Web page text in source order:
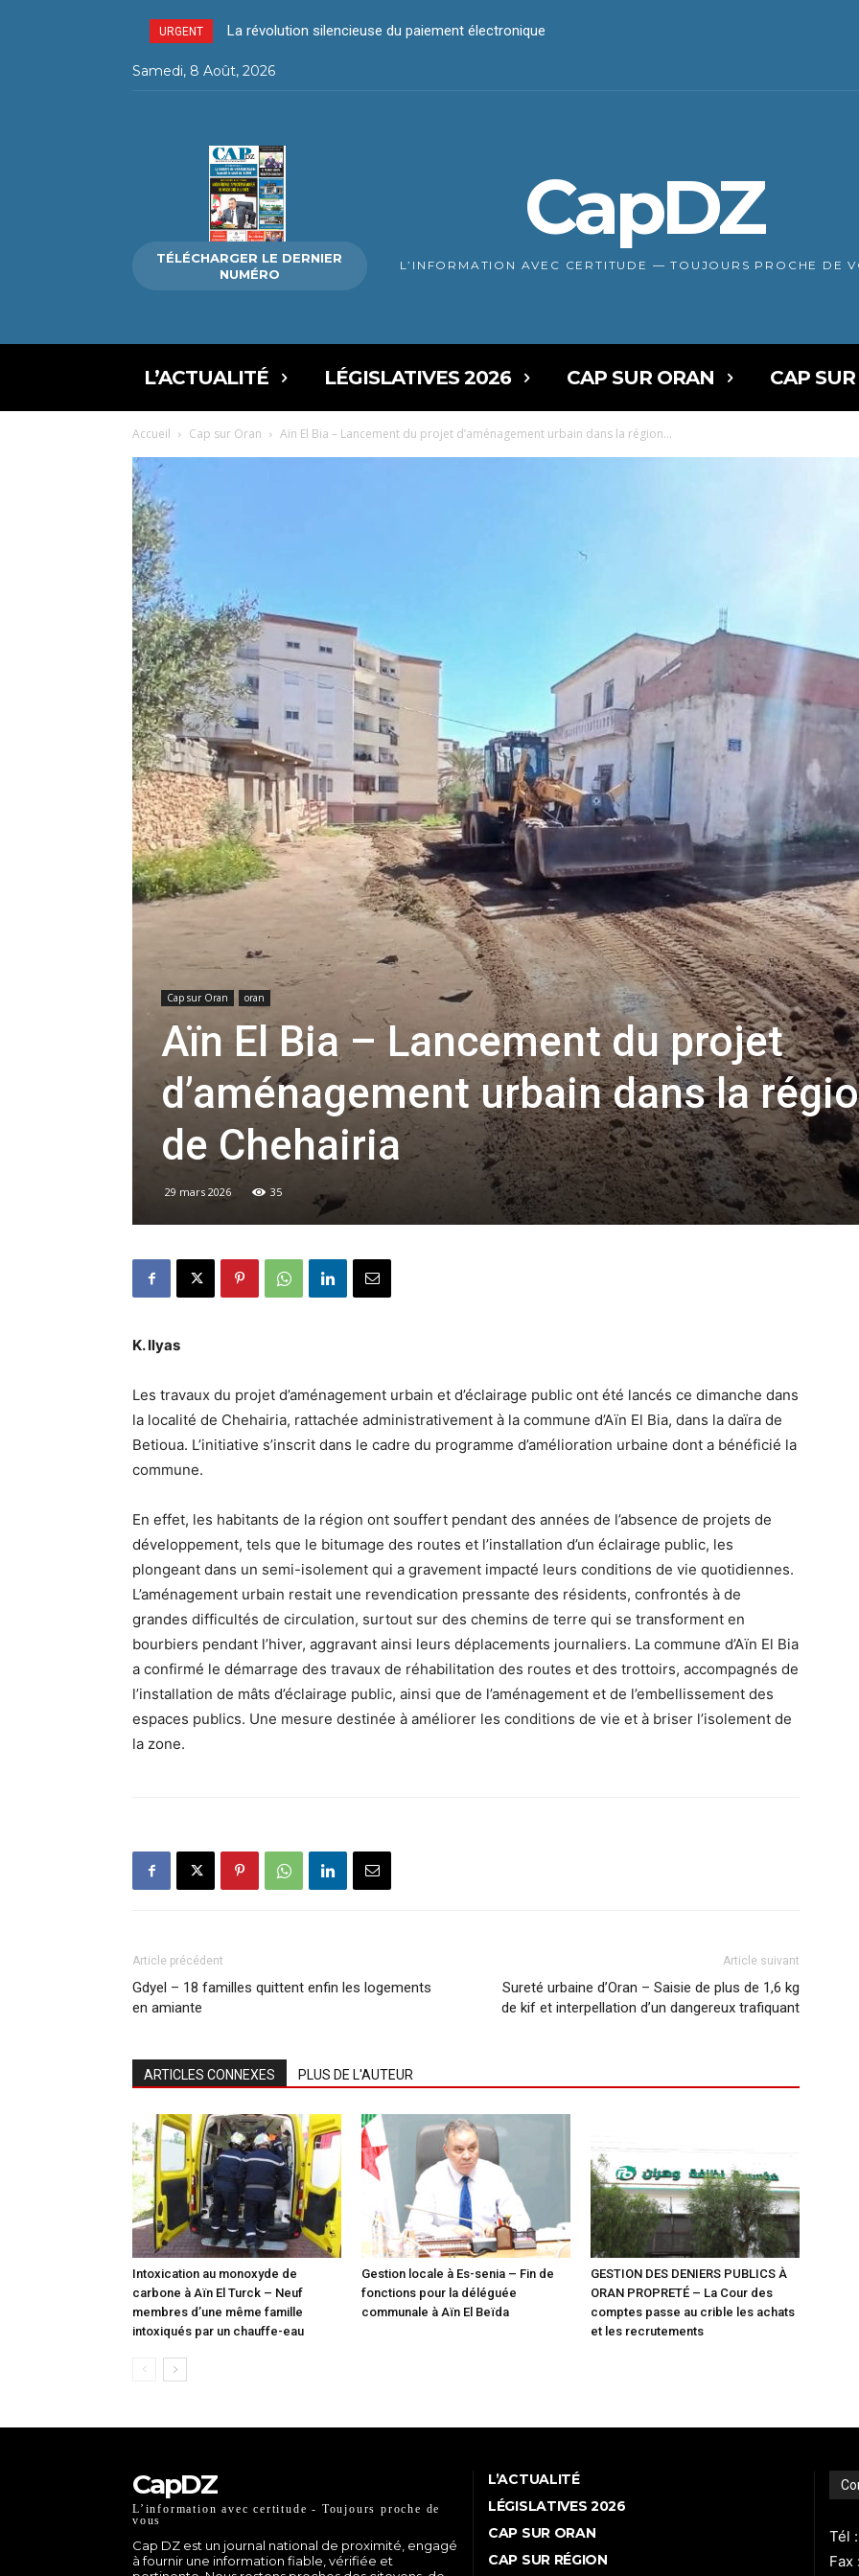
URGENT La révolution silencieuse du paiement électronique
Samedi, 8 Août, 2026
TÉLÉCHARGER LE DERNIER
NUMÉRO
CapDZ
L’INFORMATION AVEC CERTITUDE — TOUJOURS PROCHE DE
L’ACTUALITÉ LÉGISLATIVES 2026 CAP SUR ORAN CAP
Accueil Cap sur Oran Aïn El Bia – Lancement du projet d’aménagement urbain dans la région...
Cap sur Oran oran
Aïn El Bia – Lancement du projet
d’aménagement urbain dans la
de Chehairia
29 mars 2026 35
K. Ilyas
Les travaux du projet d’aménagement urbain et d’éclairage public ont été lancés ce dimanche dans
la localité de Chehairia, rattachée administrativement à la commune d’Aïn El Bia, dans la daïra de
Betioua. L’initiative s’inscrit dans le cadre du programme d’amélioration urbaine dont a bénéficié la
commune.
En effet, les habitants de la région ont souffert pendant des années de l’absence de projets de
développement, tels que le bitumage des routes et l’installation d’un éclairage public, les
plongeant dans un semi-isolement qui a gravement impacté leurs conditions de vie quotidiennes.
L’aménagement urbain restait une revendication pressante des résidents, confrontés à de
grandes difficultés de circulation, surtout sur des chemins de terre qui se transforment en
bourbiers pendant l’hiver, aggravant ainsi leurs déplacements journaliers. La commune d’Aïn El Bia
a confirmé le démarrage des travaux de réhabilitation des routes et des trottoirs, accompagnés de
l’installation de mâts d’éclairage public, ainsi que de l’aménagement et de l’embellissement des
espaces publics. Une mesure destinée à améliorer les conditions de vie et à briser l’isolement de
la zone.
Article précédent
Gdyel – 18 familles quittent enfin les logements
en amiante
Article suivant
Sureté urbaine d’Oran – Saisie de plus de 1,6 kg
de kif et interpellation d’un dangereux trafiquant
ARTICLES CONNEXES PLUS DE L'AUTEUR
Intoxication au monoxyde de
carbone à Aïn El Turck – Neuf
membres d’une même famille
intoxiqués par un chauffe-eau
Gestion locale à Es-senia – Fin de
fonctions pour la déléguée
communale à Aïn El Beïda
GESTION DES DENIERS PUBLICS À
ORAN PROPRETÉ – La Cour des
comptes passe au crible les achats
et les recrutements
CapDZ
L’information avec certitude - Toujours proche de
vous
Cap DZ est un journal national de proximité, engagé
à fournir une information fiable, vérifiée et
L’ACTUALITÉ
LÉGISLATIVES 2026
CAP SUR ORAN
CAP SUR RÉGION
Tél
Fax